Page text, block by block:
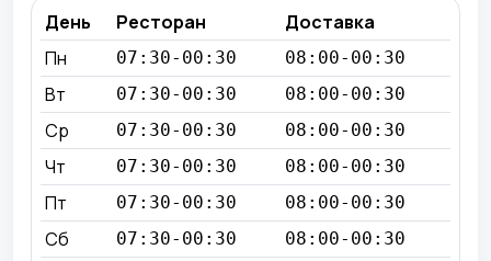
День Ресторан
Доставка
Пн
07:30-00:30 08:00-00:30
Вт 07:30-00:30 08:00-00:30
Ср 07:30-00:30 08:00-00:30
Чт 07:30-00:30 08:00-00:30
Пт 07:30-00:30 08:00-00:30
Сб 07:30-00:30 08:00-00:30